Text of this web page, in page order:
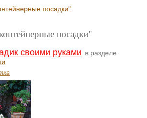
посадки"
посадки"
своими руками в разделе